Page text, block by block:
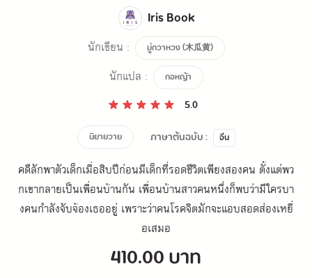
Iris Book
นักเขียน : มู่กวาหวง (木瓜黄)
นักแปล : กอหญ้า
5.0
นิยายวาย ภาษาต้นฉบับ : จีน
คดีลักพาตัวเด็กเมื่อสิบปีก่อนมีเด็กที่รอดชีวิตเพียงสองคน ตั้งแต่พว
กเขากลายเป็นเพื่อนบ้านกัน เพื่อนบ้านสาวคนหนึ่งก็พบว่ามีใครบา
งคนกำลังจับจ้องเธออยู่ เพราะว่าคนโรคจิตมักจะแอบสอดส่องเหยื่
อเสมอ
410.00 บาท